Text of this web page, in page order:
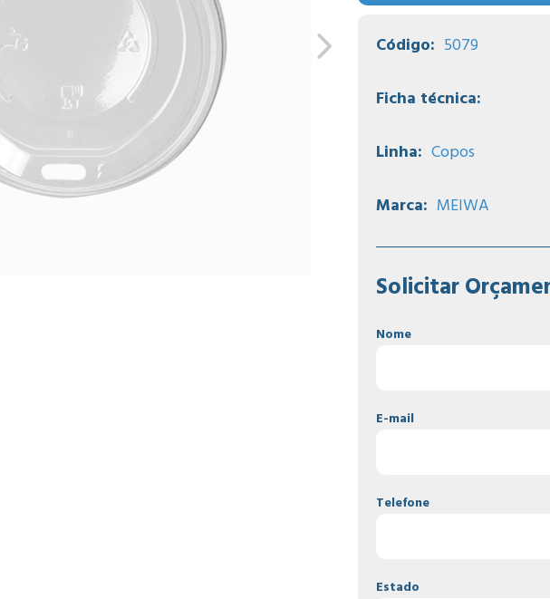
Código: 5079
Ficha técnica:
Linha: Copos
Marca: MEIWA
Solicitar
Nome
E-mail
Telefone
Estado